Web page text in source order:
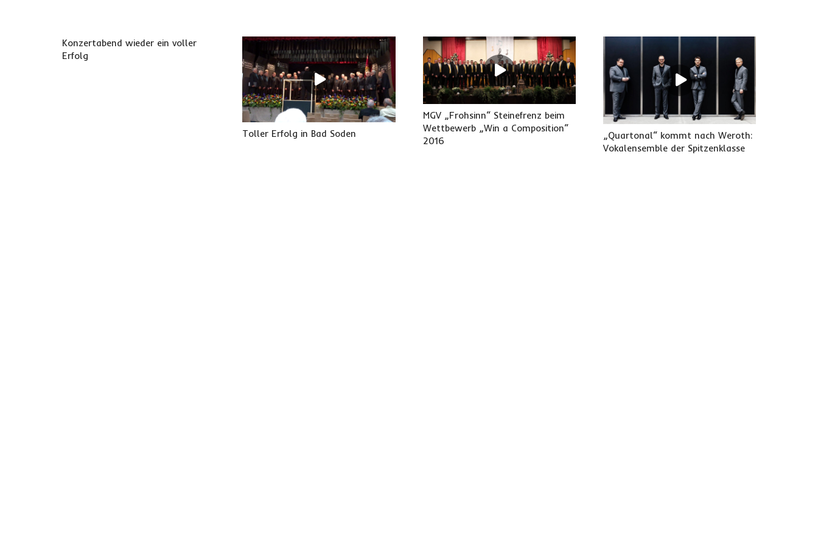
Konzertabend wieder ein voller
Erfolg
Toller Erfolg in Bad Soden
MGV „Frohsinn“ Steinefrenz beim
Wettbewerb „Win a Composition“
2016
„Quartonal“ kommt nach Weroth:
Vokalensemble der Spitzenklasse